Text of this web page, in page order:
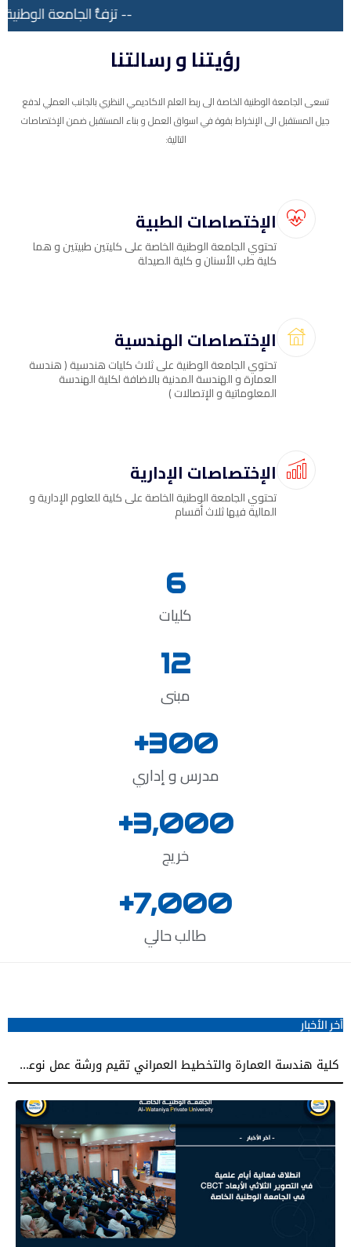
-- تزفُّ الجامعة الوطنية
رؤيتنا و رسالتنا
تسعى الجامعة الوطنية الخاصة الى ربط العلم الاكاديمي النظري بالجانب العملي لدفع
جيل المستقبل الى الإنخراط بقوة في اسواق العمل و بناء المستقبل ضمن الإختصاصات
التالية:
الإختصاصات الطبية
تحتوي الجامعة الوطنية الخاصة على كليتين طبيتين و هما
كلية طب الأسنان و كلية الصيدلة
الإختصاصات الهندسية
تحتوي الجامعة الوطنية على ثلاث كليات هندسية ( هندسة
العمارة و الهندسة المدنية بالاضافة لكلية الهندسة
المعلوماتية و الإتصالات )
الإختصاصات الإدارية
تحتوي الجامعة الوطنية الخاصة على كلية للعلوم الإدارية و
المالية فيها ثلاث أقسام
كليات
6
مبنى
12
مدرس و إداري
300
+
خريج
3,000
+
طالب حالي
7,000
+
آخر الأخبار
كلية هندسة العمارة والتخطيط العمراني تقيم ورشة عمل نوعية نحو إعداد مشاريع تخرج معمارية مميزة
زيارة علمية لطلبة كلية طب الأسنان في الجامعة الوطنية الخاصة إلى كلية طب الأسنان بجامعة دمشق